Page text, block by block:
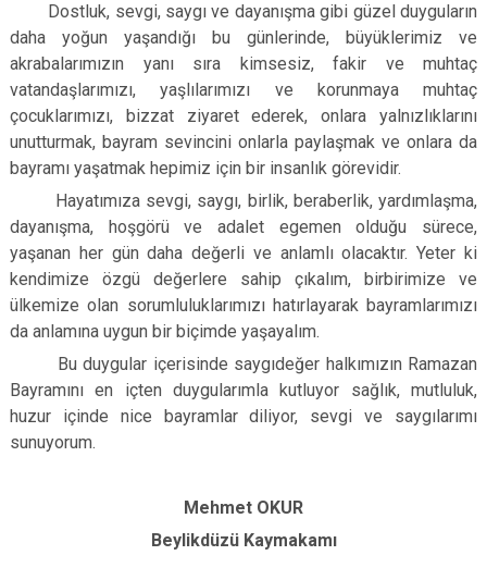
Dostluk, sevgi, saygı ve dayanışma gibi güzel duyguların
daha yoğun yaşandığı bu günlerinde, büyüklerimiz ve
akrabalarımızın yanı sıra kimsesiz, fakir ve muhtaç
vatandaşlarımızı, yaşlılarımızı ve korunmaya muhtaç
çocuklarımızı, bizzat ziyaret ederek, onlara yalnızlıklarını
unutturmak, bayram sevincini onlarla paylaşmak ve onlara da
bayramı yaşatmak hepimiz için bir insanlık görevidir.
Hayatımıza sevgi, saygı, birlik, beraberlik, yardımlaşma,
dayanışma, hoşgörü ve adalet egemen olduğu sürece,
yaşanan her gün daha değerli ve anlamlı olacaktır. Yeter ki
kendimize özgü değerlere sahip çıkalım, birbirimize ve
ülkemize olan sorumluluklarımızı hatırlayarak bayramlarımızı
da anlamına uygun bir biçimde yaşayalım.
Bu duygular içerisinde saygıdeğer halkımızın Ramazan
Bayramını en içten duygularımla kutluyor sağlık, mutluluk,
huzur içinde nice bayramlar diliyor, sevgi ve saygılarımı
sunuyorum.
Mehmet OKUR
Beylikdüzü Kaymakamı